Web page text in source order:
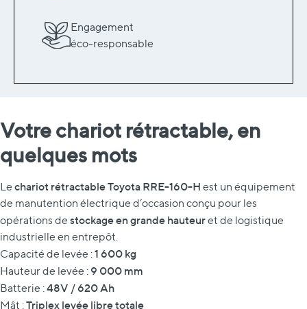
Engagement
éco-responsable
Votre chariot rétractable, en
quelques mots
Le chariot rétractable Toyota RRE-160-H est un équipement
de manutention électrique d’occasion conçu pour les
opérations de stockage en grande hauteuret de logistique
industrielle en entrepôt.
Capacité de levée :1 600 kg
Hauteur de levée : 9 000 mm
Batterie :48V / 620 Ah
Mât :Triplex levée libre totale